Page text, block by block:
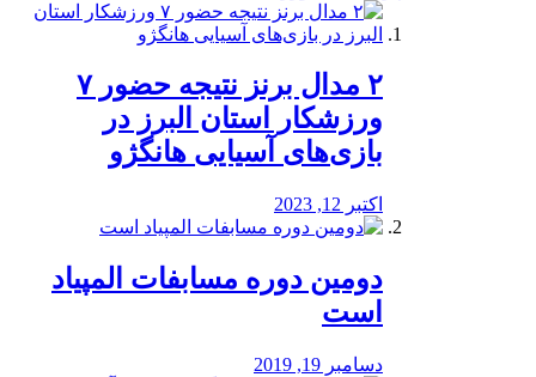
۲ مدال برنز نتیجه حضور ۷
ورزشکار استان البرز در
بازی‌های آسیایی هانگژو
اکتبر 12, 2023
دومین دوره مسابفات المپیاد
است
دسامبر 19, 2019